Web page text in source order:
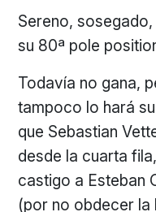
Sereno,
su 80ª pole
Todavía no gana,
tampoco lo hará
que Sebastian
desde la cuarta
castigo a Esteban
(por no obdecer la